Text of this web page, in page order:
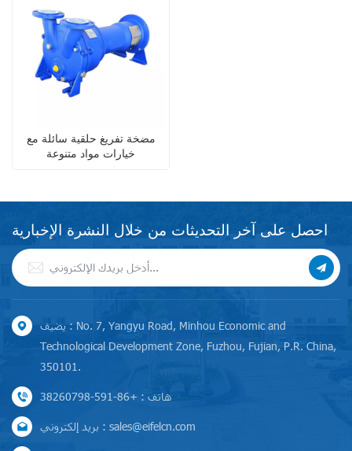
مضخة تفريغ حلقية سائلة مع
خيارات مواد متنوعة
احصل على آخر التحديثات من خلال النشرة الإخبارية
يضيف : No. 7, Yangyu Road, Minhou Economic and
Technological Development Zone, Fuzhou, Fujian, P.R. China,
350101.
هاتف : +86-591-38260798
بريد إلكتروني : sales@eifelcn.com